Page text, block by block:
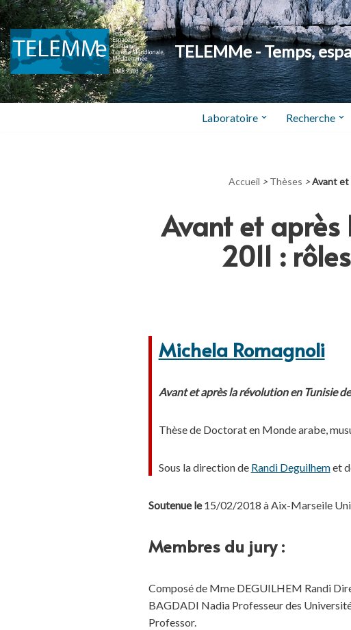
Aller
au
contenu
TELEMMe - Temps,
Laboratoire Recherche
Accueil > Thèses >Avant et
Avant et après
2011 :
Michela Romagnoli
Avant et après la révolution en Tunisie
Thèse de Doctorat en Monde arabe,
Sous la direction de Randi Deguilhemet
Soutenue le15/02/2018 à Aix-Marseile
Membres du jury :
Composé de Mme DEGUILHEM Randi
BAGDADI Nadia Professeur des
Professor.